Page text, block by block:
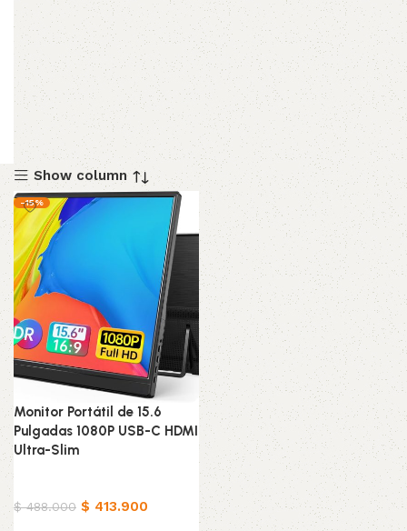
Show column
-15%
Monitor Portátil de 15.6
Pulgadas 1080P USB-C HDMI
Ultra-Slim
$488.000 $ 413.900